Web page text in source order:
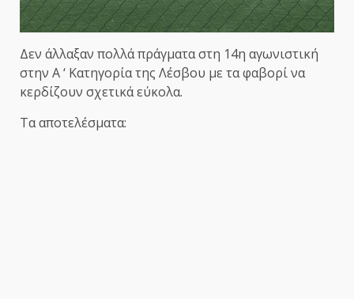
Δεν άλλαξαν πολλά πράγματα στη 14η αγωνιστική
στην Α ‘ Κατηγορία της Λέσβου με τα φαβορί να
κερδίζουν σχετικά εύκολα.
Τα αποτελέσματα: